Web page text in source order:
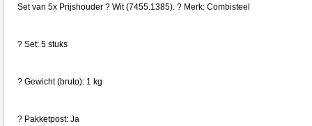
Set van 5x Prijshouder ? Wit (7455.1385). ? Merk: Combisteel
? Set: 5 stuks
? Gewicht (bruto): 1 kg
? Pakketpost: Ja